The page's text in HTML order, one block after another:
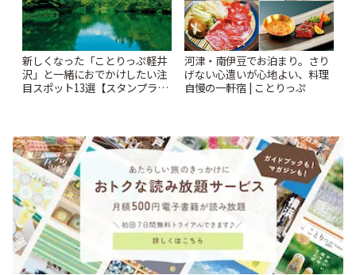
新しくなった「ことりっぷ軽井
沢」と一緒におでかけしたい注
目スポット13選【スタンプラリ
河津・南伊豆でお泊まり。さり
げない心遣いが心地よい、料理
自慢の一軒宿 | ことりっぷ